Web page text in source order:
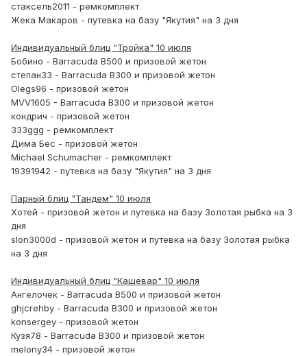
стаксель2011 - ремкомплект
Жека Макаров - путевка на базу "Якутия" на 3 дня
Индивидуальный блиц "Тройка" 10 июля
Бобино - Barracuda B500 и призовой жетон
степан33 - Barracuda B300 и призовой жетон
Olegs96 - призовой жетон
MVV1605 - Barracuda B300 и призовой жетон
кондрич - призовой жетон
333ggg - ремкомплект
Дима Бес - призовой жетон
Michael Schumacher - ремкомплект
19391942 - путевка на базу "Якутия" на 3 дня
Парный блиц "Тандем" 10 июля
Хотей - призовой жетон и путевка на базу Золотая рыбка на 3
дня
slon3000d - призовой жетон и путевка на базу Золотая рыбка
на 3 дня
Индивидуальный блиц "Кашевар" 10 июля
Ангелочек - Barracuda B500 и призовой жетон
ghjcrehby - Barracuda B300 и призовой жетон
konsergey - призовой жетон
Кузя78 - Barracuda B300 и призовой жетон
melony34 - призовой жетон